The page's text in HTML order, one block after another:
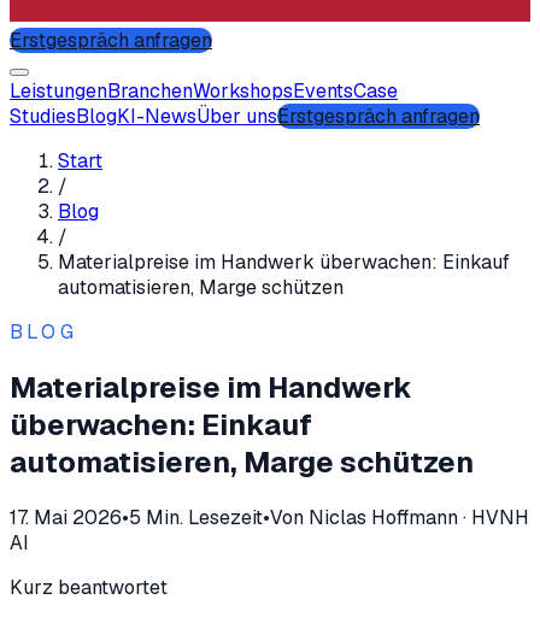
Erstgespräch anfragen
LeistungenBranchenWorkshopsEventsCase
StudiesBlogKI-NewsÜber unsErstgespräch anfragen
Start
/
Blog
/
Materialpreise im Handwerk überwachen: Einkauf
automatisieren, Marge schützen
BLOG
Materialpreise im Handwerk
überwachen: Einkauf
automatisieren, Marge schützen
17. Mai 2026•5 Min. Lesezeit•Von Niclas Hoffmann· HVNH
AI
Kurz beantwortet